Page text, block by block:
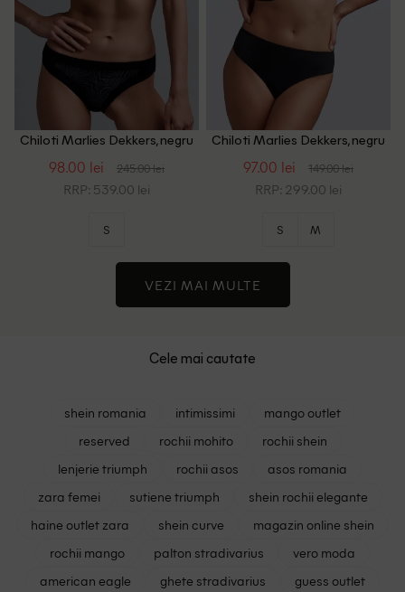
Chiloti Marlies Dekkers, negru
98.00 lei 245.00 lei
RRP: 539.00 lei
S
Chiloti Marlies Dekkers, negru
97.00 lei 149.00 lei
RRP: 299.00 lei
S M
VEZI MAI MULTE
Cele mai cautate
shein romania intimissimi
mango outlet
reserved
rochii mohito
rochii shein
lenjerie triumph
rochii asos
asos romania
zara femei
sutiene triumph
shein rochii elegante
haine outlet zara
shein curve
magazin online shein
rochii mango
palton stradivarius
vero moda
american eagle
ghete stradivarius
guess outlet